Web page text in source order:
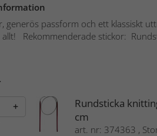
generös passform och ett klassiskt
Rekommenderade stickor:
+
Rundsticka
cm
art. nr: 374363 ,